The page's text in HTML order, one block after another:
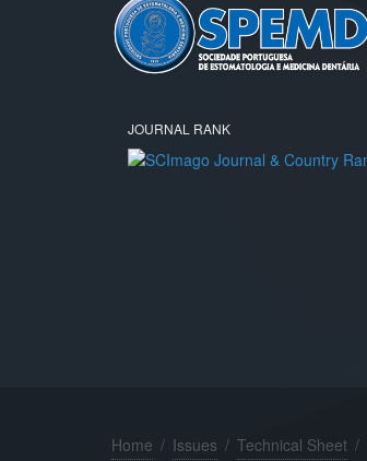
JOURNAL RANK
Home / Issues / Technical Sheet /